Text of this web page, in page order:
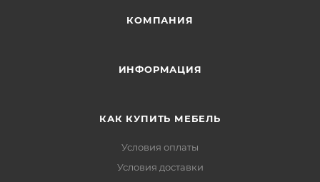
КОМПАНИЯ
ИНФОРМАЦИЯ
КАК КУПИТЬ МЕБЕЛЬ
Условия оплаты
Условия доставки